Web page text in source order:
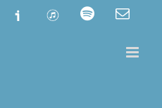
Ivoox ITunes Spotify